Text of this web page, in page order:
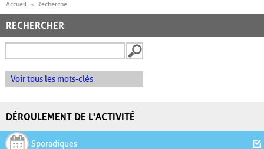
Accueil Recherche
RECHERCHER
Voir tous les mots-clés
DÉROULEMENT DE L'ACTIVITÉ
Sporadiques